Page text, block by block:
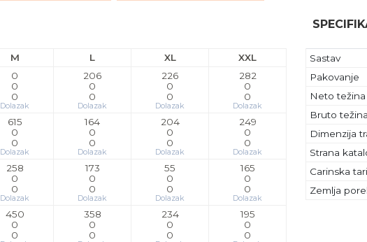
M L XL XXL
0
0
0
Dolazak
206
0
0
Dolazak
226
0
0
Dolazak
282
0
0
Dolazak
615
0
0
Dolazak
164
0
0
Dolazak
204
0
0
Dolazak
249
0
0
Dolazak
258
0
0
Dolazak
173
0
0
Dolazak
55
0
0
Dolazak
165
0
0
Dolazak
450
0
0
358
0
0
234
0
0
195
0
0
Sastav
Pakovanje
Neto težina
Bruto težina
Dimenzija
Strana
Carinska
Zemlja